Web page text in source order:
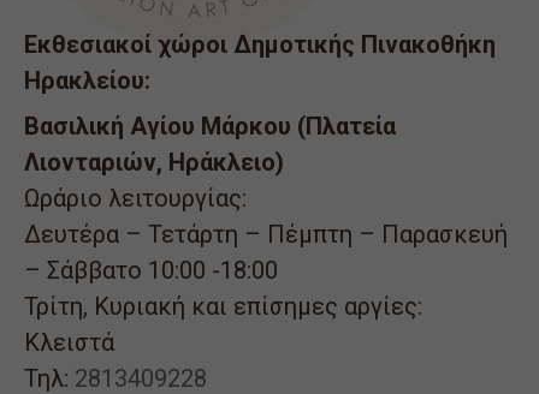
Εκθεσιακοί χώροι Δημοτικής Πινακοθήκη
Ηρακλείου:
Βασιλική Αγίου Μάρκου (Πλατεία
Λιονταριών, Ηράκλειο)
Ωράριο λειτουργίας:
Δευτέρα – Τετάρτη – Πέμπτη – Παρασκευή
– Σάββατο 10:00 -18:00
Τρίτη, Κυριακή και επίσημες αργίες:
Κλειστά
Τηλ: 2813409228